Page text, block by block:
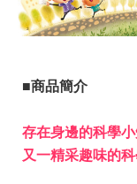
■商品簡介
存在身邊的科學
又一精采趣味的